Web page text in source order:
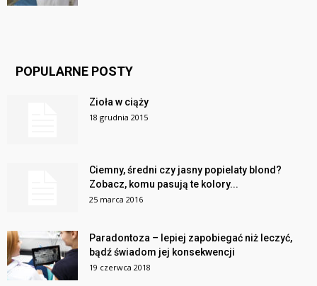
POPULARNE POSTY
Zioła w ciąży
18 grudnia 2015
Ciemny, średni czy jasny popielaty blond?
Zobacz, komu pasują te kolory...
25 marca 2016
Paradontoza – lepiej zapobiegać niż leczyć,
bądź świadom jej konsekwencji
19 czerwca 2018